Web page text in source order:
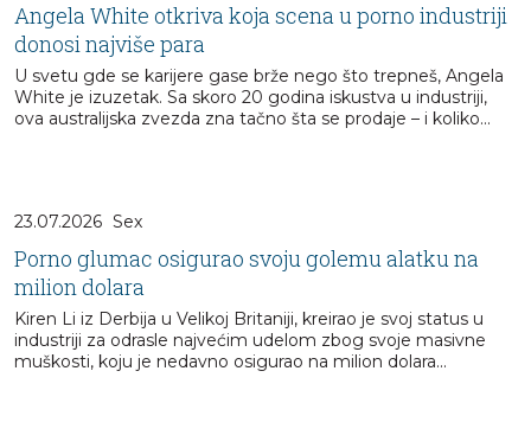
Angela White otkriva koja scena u porno industriji
donosi najviše para
U svetu gde se karijere gase brže nego što trepneš, Angela
White je izuzetak. Sa skoro 20 godina iskustva u industriji,
ova australijska zvezda zna tačno šta se prodaje – i koliko...
23.07.2026 Sex
Porno glumac osigurao svoju golemu alatku na
milion dolara
Kiren Li iz Derbija u Velikoj Britaniji, kreirao je svoj status u
industriji za odrasle najvećim udelom zbog svoje masivne
muškosti, koju je nedavno osigurao na milion dolara...